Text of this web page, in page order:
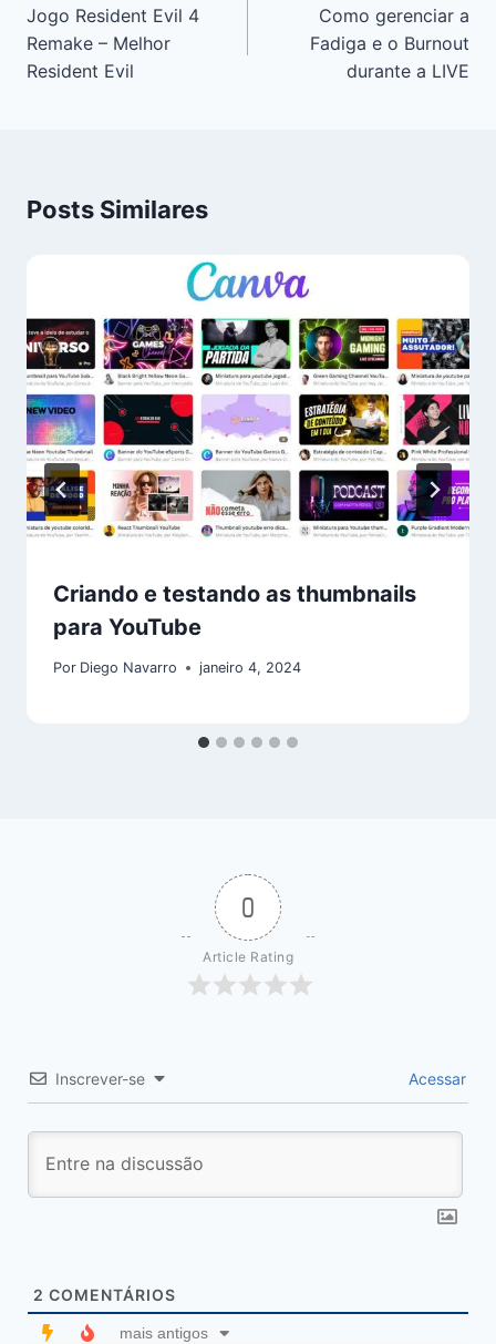
Jogo Resident Evil 4
Remake – Melhor
Resident Evil
Como gerenciar a
Fadiga e o Burnout
durante a LIVE
Posts Similares
Criando e testando as thumbnails
para YouTube
Por Diego Navarro janeiro 4, 2024
0
Article Rating
Inscrever-se Acessar
2 COMENTÁRIOS
mais antigos